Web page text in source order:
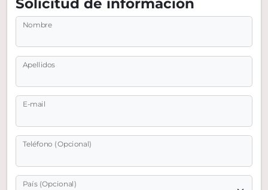
Solicitud de información
Nombre
Apellidos
E-mail
Teléfono (Opcional)
País (Opcional)